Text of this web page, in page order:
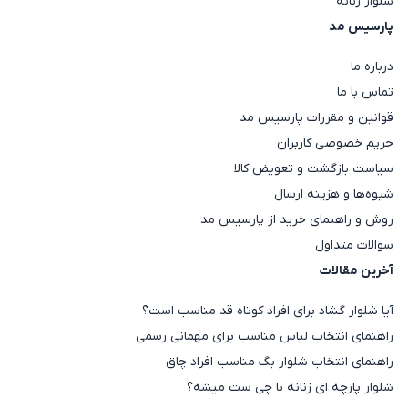
شلوارهای جین
می‌دهد. بسته به مدل مانتو، می‌توانید آن را با یک
روسری
صندل یا کفش کالج، ظاهری آراسته و در عین حال راحت
برای روزهای گرم و معتدل سال بسازید.
راهنمای انتخاب و خرید مانتو شانتون بر اساس فرم بدن
فرم بدن
اندام ساعت شنی
اندام سیبی (بالاتنه درشت) مانتوهای راسته و بدون طرح
اندام مستطیلی
پارسیس مد
درباره ما
تماس با ما
قوانین و مقررات پارسیس مد
حریم خصوصی کاربران
سیاست بازگشت و تعویض کالا
شیوه‌ها و هزینه ارسال
روش و راهنمای خرید از پارسیس مد
سوالات متداول
آخرین مقالات
آیا شلوار گشاد برای افراد کوتاه قد مناسب است؟
راهنمای انتخاب لباس مناسب برای مهمانی رسمی
راهنمای انتخاب شلوار بگ مناسب افراد چاق
شلوار پارچه ای زنانه با چی ست میشه؟